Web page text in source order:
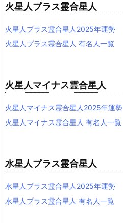
火星人プラス霊合星人
火星人プラス霊合星人2025年運勢
火星人プラス霊合星人 有名人一覧
火星人マイナス霊合星人
火星人マイナス霊合星人2025年運勢
火星人マイナス霊合星人 有名人一覧
水星人プラス霊合星人
水星人プラス霊合星人2025年運勢
水星人プラス霊合星人 有名人一覧